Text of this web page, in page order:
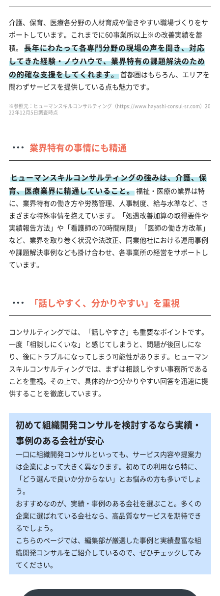
介護、保育、医療各分野の人材育成や働きやすい職場づくりをサ
ポートしています。これまでに60事業所以上※の改善実績を蓄
積。 長年にわたって各専門分野の現場の声を聞き、対応
してきた経験・ノウハウで、業界特有の課題解決のため
の的確な支援をしてくれます。首都圏はもちろん、エリアを
問わずサービスを提供している点も魅力です。
※参照元：ヒューマンスキルコンサルティング（https://www.hayashi-consul-sr.com）20
22年12月5日調査時点
業界特有の事情にも精通
ヒューマンスキルコンサルティングの強みは、介護、保
育、医療業界に精通していること。福祉・医療の業界は特
に、業界特有の働き方や労務管理、人事制度、給与水準など、さ
まざまな特殊事情を抱えています。「処遇改善加算の取得要件や
実績報告方法」や「看護師の70時間制限」「医師の働き方改革」
など、業界を取り巻く状況や法改正、同業他社における運用事例
や課題解決事例なども掛け合わせ、各事業所の経営をサポートし
ています。
「話しやすく、分かりやすい」を重視
コンサルティングでは、「話しやすさ」も重要なポイントです。
一度「相談しにくいな」と感じてしまうと、問題が後回しにな
り、後にトラブルになってしまう可能性があります。ヒューマン
スキルコンサルティングでは、まずは相談しやすい事務所である
ことを重視。その上で、具体的かつ分かりやすい回答を迅速に提
供することを徹底しています。
初めて組織開発コンサルを検討するなら実績・
事例のある会社が安心
一口に組織開発コンサルといっても、サービス内容や提案力
は企業によって大きく異なります。初めての利用なら特に、
「どう選んで良いか分からない」とお悩みの方も多いでしょ
う。
おすすめなのが、実績・事例のある会社を選ぶこと。多くの
企業に選ばれている会社なら、高品質なサービスを期待でき
るでしょう。
こちらのページでは、編集部が厳選した事例と実績豊富な組
織開発コンサルをご紹介しているので、ぜひチェックしてみ
てください。